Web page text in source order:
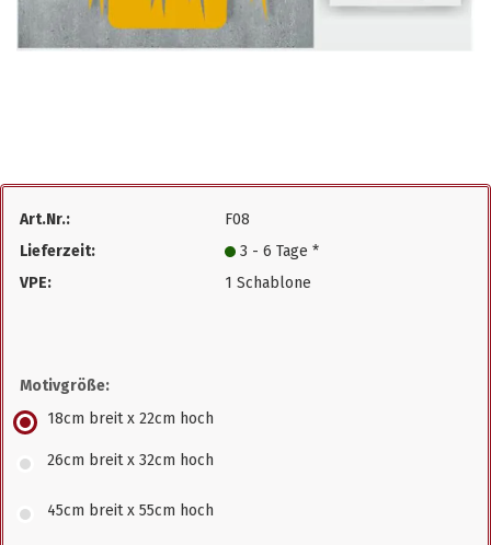
Art.Nr.:
F08
Lieferzeit:
3 - 6 Tage *
VPE:
1 Schablone
Motivgröße:
18cm breit x 22cm hoch
26cm breit x 32cm hoch
45cm breit x 55cm hoch